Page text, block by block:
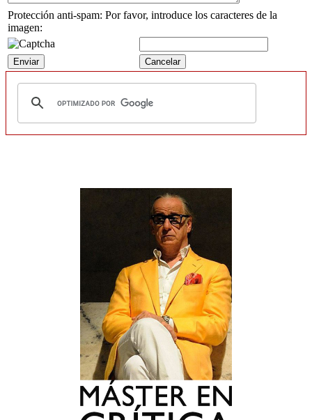
Protección anti-spam: Por favor, introduce los caracteres de la
imagen: